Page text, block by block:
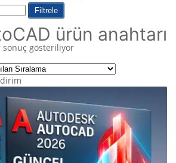
Filtrele
ürün anahtarı
sonuç gösteriliyor